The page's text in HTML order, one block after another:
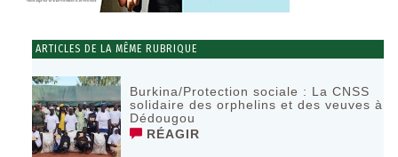
ARTICLES DE LA MÊME RUBRIQUE
Burkina/Protection sociale : La CNSS
solidaire des orphelins et des veuves à
Dédougou
RÉAGIR